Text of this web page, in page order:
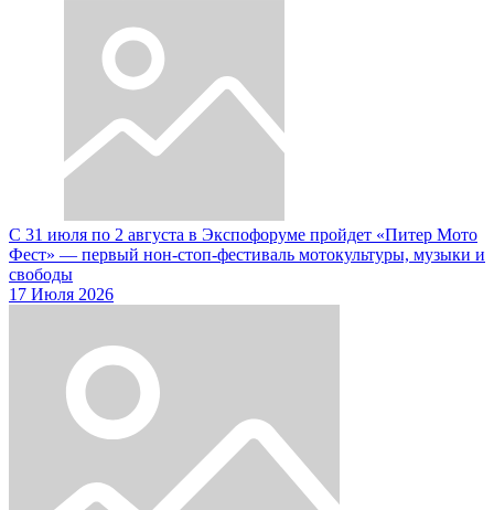
С 31 июля по 2 августа в Экспофоруме пройдет «Питер Мото
Фест» — первый нон-стоп-фестиваль мотокультуры, музыки и
свободы
17 Июля 2026